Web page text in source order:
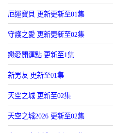
厄運寶貝 更新更新至01集
守護之愛 更新更新至02集
戀愛開運點 更新至1集
新男友 更新至01集
天空之城 更新至02集
天空之城2026 更新至02集